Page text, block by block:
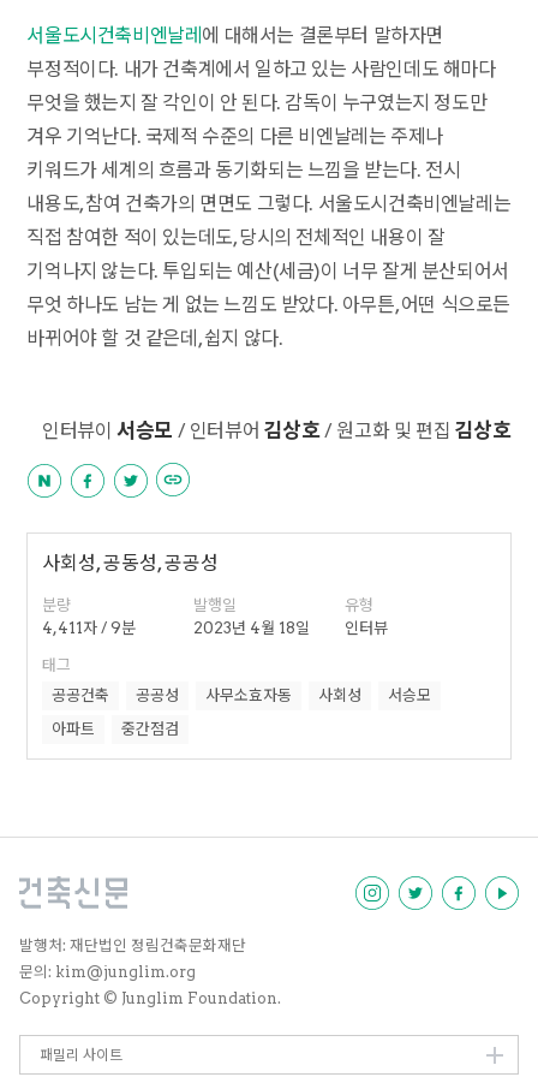
서울도시건축비엔날레 에 대해서는 결론부터 말하자면
부정적이다. 내가 건축계에서 일하고 있는 사람인데도 해마다
무엇을 했는지 잘 각인이 안 된다. 감독이 누구였는지 정도만
겨우 기억난다. 국제적 수준의 다른 비엔날레는 주제나
키워드가 세계의 흐름과 동기화되는 느낌을 받는다. 전시
내용도, 참여 건축가의 면면도 그렇다. 서울도시건축비엔날레는
직접 참여한 적이 있는데도, 당시의 전체적인 내용이 잘
기억나지 않는다. 투입되는 예산(세금)이 너무 잘게 분산되어서
무엇 하나도 남는 게 없는 느낌도 받았다. 아무튼, 어떤 식으로든
바뀌어야 할 것 같은데, 쉽지 않다.
인터뷰이서승모 / 인터뷰어 김상호/ 원고화 및 편집 김상호
사회성, 공동성, 공공성
분량
4,411자 / 9분
발행일
2023년 4월 18일
유형
인터뷰
태그
공공건축
공공성 사무소효자동 사회성
서승모
아파트
중간점검
발행처: 재단법인 정림건축문화재단
문의: kim@junglim.org
Copyright © Junglim Foundation.
패밀리 사이트